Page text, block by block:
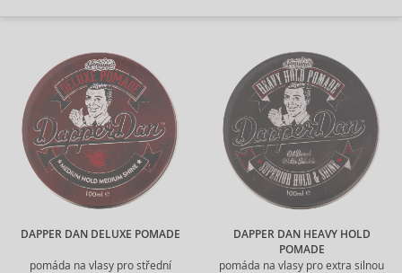
DAPPER DAN DELUXE POMADE
pomáda na vlasy pro střední
DAPPER DAN HEAVY HOLD
POMADE
pomáda na vlasy pro extra silnou